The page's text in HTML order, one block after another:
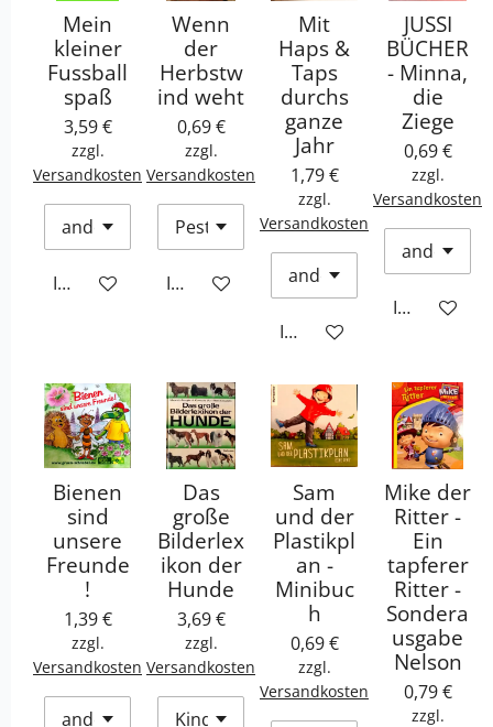
Mein
kleiner
Fussball
spaß
3,59 €
zzgl.
Versandkosten
In den Warenkorb
Wenn
der
Herbstw
ind weht
0,69 €
zzgl.
Versandkosten
In den Warenkorb
Mit
Haps &
Taps
durchs
ganze
Jahr
1,79 €
zzgl.
Versandkosten
In den Warenkorb
JUSSI
BÜCHER
- Minna,
die
Ziege
0,69 €
zzgl.
Versandkosten
In den
Bienen
sind
unsere
Freunde
!
1,39 €
zzgl.
Versandkosten
Das
große
Bilderlex
ikon der
Hunde
3,69 €
zzgl.
Versandkosten
Sam
und der
Plastikpl
an -
Minibuc
h
0,69 €
zzgl.
Versandkosten
Mike der
Ritter -
Ein
tapferer
Ritter -
Sondera
usgabe
Nelson
0,79 €
zzgl.